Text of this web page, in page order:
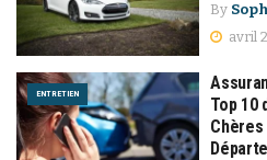
By
avril
ENTRETIEN
Top 10